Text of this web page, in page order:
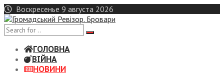
Skip
to
content
Воскресенье 9 августа 2026
ГОЛОВНА
ВІЙНА
НОВИНИ